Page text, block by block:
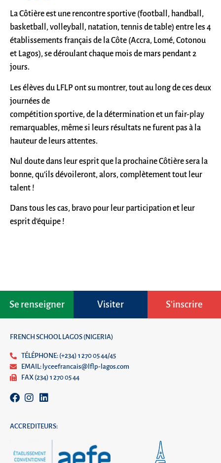
La Côtière est une rencontre sportive (football, handball,
basketball, volleyball, natation, tennis de table) entre les 4
établissements français de la Côte (Accra, Lomé, Cotonou
et Lagos), se déroulant chaque mois de mars pendant 2
jours.
Les élèves du LFLP ont su montrer, tout au long de ces deux
journées de
compétition sportive, de la détermination et un fair-play
remarquables, même si leurs résultats ne furent pas à la
hauteur de leurs attentes.
Nul doute dans leur esprit que la prochaine Côtière sera la
bonne, qu’ils dévoileront, alors, complètement tout leur
talent !
Dans tous les cas, bravo pour leur participation et leur
esprit d’équipe !
Se renseigner Visiter S'inscrire
FRENCH SCHOOL LAGOS (NIGERIA)
TÉLÉPHONE: (+234) 1 270 05 44/45
EMAIL: lyceefrancais@lflp-lagos.com
FAX (234) 1 270 05 44
ACCREDITEURS: